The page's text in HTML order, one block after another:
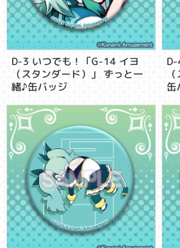
D-3 いつでも！「G-14 イヨ
（スタンダード）」 ずっと一
緒♪缶バッジ 缶